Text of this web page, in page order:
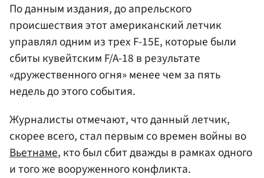
По данным издания, до апрельского
происшествия этот американский летчик
управлял одним из трех F-15E, которые были
сбиты кувейтским F/A-18 в результате
«дружественного огня» менее чем за пять
недель до этого события.
Журналисты отмечают, что данный летчик,
скорее всего, стал первым со времен войны во
Вьетнаме, кто был сбит дважды в рамках одного
и того же вооруженного конфликта.